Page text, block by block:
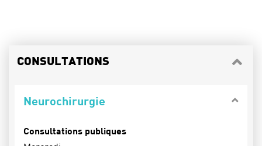
CONSULTATIONS
Neurochirurgie
Consultations publiques